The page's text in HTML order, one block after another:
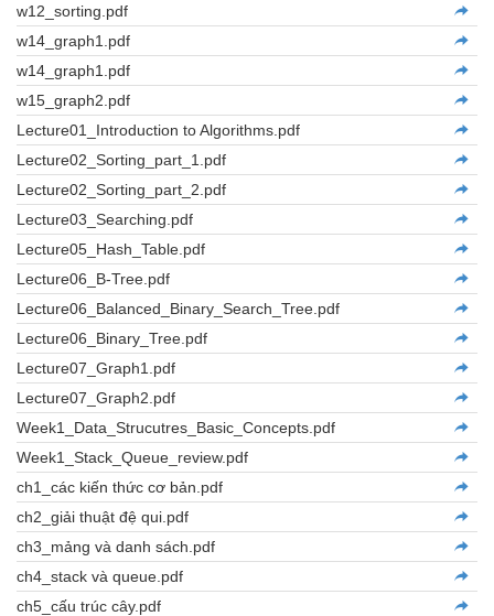
w12_sorting.pdf
w14_graph1.pdf
w14_graph1.pdf
w15_graph2.pdf
Lecture01_Introduction to Algorithms.pdf
Lecture02_Sorting_part_1.pdf
Lecture02_Sorting_part_2.pdf
Lecture03_Searching.pdf
Lecture05_Hash_Table.pdf
Lecture06_B-Tree.pdf
Lecture06_Balanced_Binary_Search_Tree.pdf
Lecture06_Binary_Tree.pdf
Lecture07_Graph1.pdf
Lecture07_Graph2.pdf
Week1_Data_Strucutres_Basic_Concepts.pdf
Week1_Stack_Queue_review.pdf
ch1_các kiến thức cơ bản.pdf
ch2_giải thuật đệ qui.pdf
ch3_mảng và danh sách.pdf
ch4_stack và queue.pdf
ch5_cấu trúc cây.pdf